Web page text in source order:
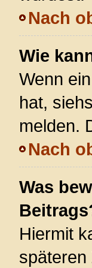
Nach
Wie
Wenn
hat,
melden.
Nach
Was
Hiermit
späteren